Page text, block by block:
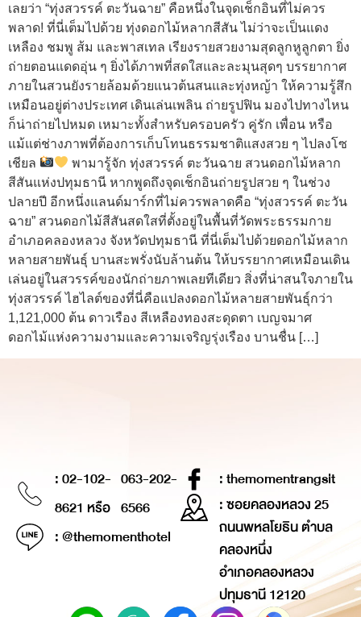
เลยว่า “ทุ่งสวรรค์ ตะวันฉาย” คือหนึ่งในจุดเช็กอินที่ไม่ควร
พลาด! ที่นี่เต็มไปด้วย ทุ่งดอกไม้หลากสีสัน ไม่ว่าจะเป็นแดง
เหลือง ชมพู ส้ม และพาสเทล เรียงรายสวยงามสุดลูกหูลูกตา ยิ่ง
ถ่ายตอนแดดอุ่น ๆ ยิ่งได้ภาพที่สดใสและละมุนสุดๆ บรรยากาศ
ภายในสวนยังรายล้อมด้วยแนวต้นสนและทุ่งหญ้า ให้ความรู้สึก
เหมือนอยู่ต่างประเทศ เดินเล่นเพลิน ถ่ายรูปฟิน มองไปทางไหน
ก็น่าถ่ายไปหมด เหมาะทั้งสำหรับครอบครัว คู่รัก เพื่อน หรือ
แม้แต่ช่างภาพที่ต้องการเก็บโทนธรรมชาติแสงสวย ๆ ไปลงโซ
เชียล
พามารู้จัก ทุ่งสวรรค์ ตะวันฉาย สวนดอกไม้หลาก
สีสันแห่งปทุมธานี หากพูดถึงจุดเช็กอินถ่ายรูปสวย ๆ ในช่วง
ปลายปี อีกหนึ่งแลนด์มาร์กที่ไม่ควรพลาดคือ “ทุ่งสวรรค์ ตะวัน
ฉาย” สวนดอกไม้สีสันสดใสที่ตั้งอยู่ในพื้นที่วัดพระธรรมกาย
อำเภอคลองหลวง จังหวัดปทุมธานี ที่นี่เต็มไปด้วยดอกไม้หลาก
หลายสายพันธุ์ บานสะพรั่งนับล้านต้น ให้บรรยากาศเหมือนเดิน
เล่นอยู่ในสวรรค์ของนักถ่ายภาพเลยทีเดียว สิ่งที่น่าสนใจภายใน
ทุ่งสวรรค์ ไฮไลต์ของที่นี่คือแปลงดอกไม้หลายสายพันธุ์กว่า
1,121,000 ต้น ดาวเรือง สีเหลืองทองสะดุดตา เบญจมาศ
ดอกไม้แห่งความงามและความเจริญรุ่งเรือง บานชื่น […]
: 02-102-
8621 หรือ
063-202-
6566
: @themomenthotel
: themomentrangsit
: ซอยคลองหลวง 25
ถนนพหลโยธิน ตำบล
คลองหนึ่ง
อำเภอคลองหลวง
ปทุมธานี 12120